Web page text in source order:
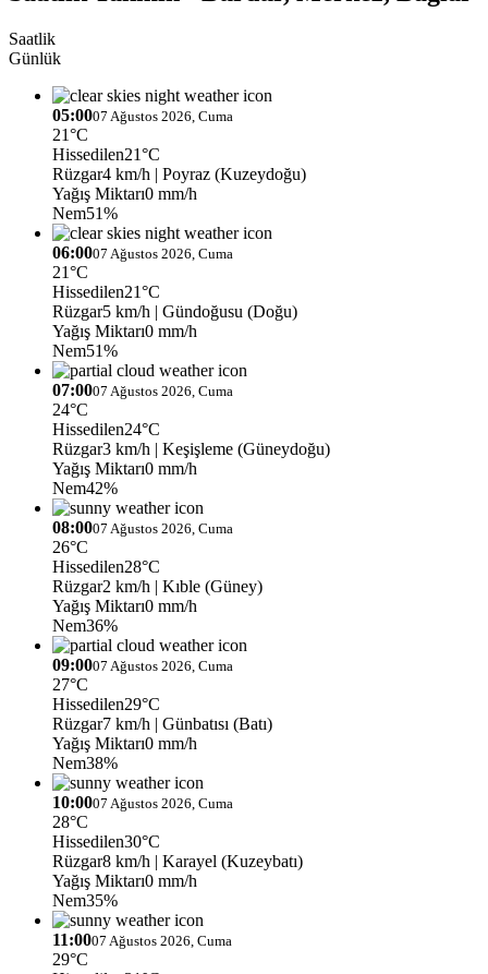
Saatlik
Günlük
05:0007 Ağustos 2026, Cuma
21°C
Hissedilen21°C
Rüzgar4 km/h | Poyraz (Kuzeydoğu)
Yağış Miktarı0 mm/h
Nem51%
06:0007 Ağustos 2026, Cuma
21°C
Hissedilen21°C
Rüzgar5 km/h | Gündoğusu (Doğu)
Yağış Miktarı0 mm/h
Nem51%
07:0007 Ağustos 2026, Cuma
24°C
Hissedilen24°C
Rüzgar3 km/h | Keşişleme (Güneydoğu)
Yağış Miktarı0 mm/h
Nem42%
08:0007 Ağustos 2026, Cuma
26°C
Hissedilen28°C
Rüzgar2 km/h | Kıble (Güney)
Yağış Miktarı0 mm/h
Nem36%
09:0007 Ağustos 2026, Cuma
27°C
Hissedilen29°C
Rüzgar7 km/h | Günbatısı (Batı)
Yağış Miktarı0 mm/h
Nem38%
10:0007 Ağustos 2026, Cuma
28°C
Hissedilen30°C
Rüzgar8 km/h | Karayel (Kuzeybatı)
Yağış Miktarı0 mm/h
Nem35%
11:0007 Ağustos 2026, Cuma
29°C